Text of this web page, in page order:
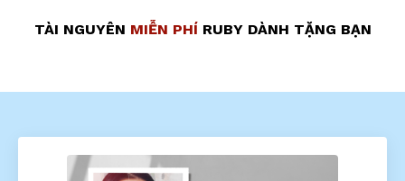
TÀI NGUYÊN MIỄN PHÍ RUBY DÀNH TẶNG BẠN